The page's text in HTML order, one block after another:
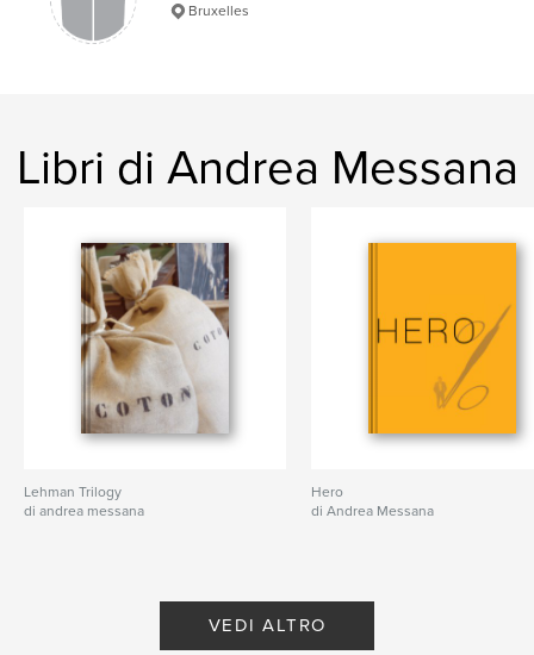
Bruxelles
Bruxelles
Libri di Andrea Messana
Lehman Trilogy
di andrea messana
Hero
di Andrea Messana
VEDI ALTRO